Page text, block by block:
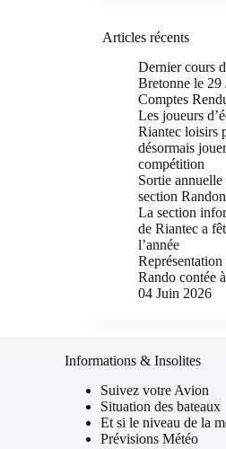
Articles récents
Dernier cours
Bretonne le 29
Comptes
Les joueurs
Riantec loisirs
désormais
compétition
Sortie annuelle
section
La section
de Riantec a
l’année
Représentation
Rando contée
04 Juin 2026
Informations & Insolites
Suivez votre Avion
Situation des bateaux
Et si le niveau de la
Prévisions Météo